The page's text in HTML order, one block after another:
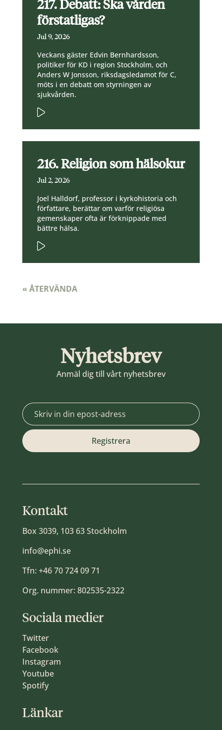
217. Debatt: Ska vården
förstatligas?
Jul 9, 2026
Veckans gäster Edvin Bernhardsson,
politiker för KD i region Stockholm, och
Anders W Jonsson, riksdagsledamot för C,
möts i en debatt om styrningen av
sjukvården.
216. Religion som hälsokur
Jul 2, 2026
Joel Halldorf, professor i kyrkohistoria och
författare, berättar om varför religiösa
gemenskaper ofta är förknippade med
bättre hälsa.
« ÅTERVÄNDA
Nyhetsbrev
Anmäl dig till vårt nyhetsbrev
Kontakt
Box 3039, 103 63 Stockholm
info@ephi.se
Tfn: +46 70 724 09 71
Org. nummer: 802535-2322
Sociala medier
Twitter
Facebook
Instagram
Youtube
Spotify
Länkar